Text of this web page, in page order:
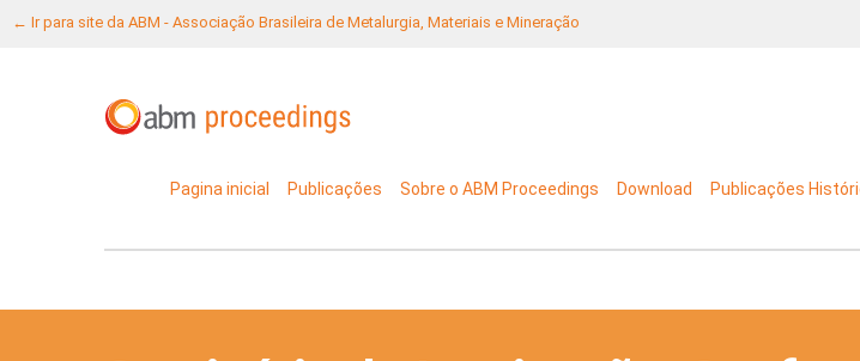
← Ir para site da ABM - Associação Brasileira de Metalurgia, Materiais e Mineração
Pagina inicial Publicações Sobre o ABM Proceedings Download Publicações